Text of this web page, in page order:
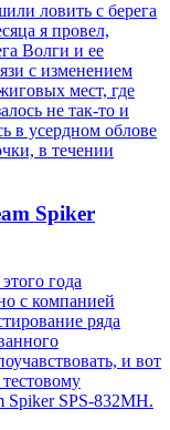
ловить с берега
я провел,
Волги и ее
с изменением
мест, где
не так-то и
в усердном облове
в течении
Spiker
года
с компанией
ряда
и вот
Spiker SPS-832MH.